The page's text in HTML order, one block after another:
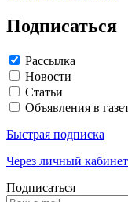
Подписаться
Рассылка
Новости
Статьи
Объявления в
Быстрая подписка
Через личный кабинет
Подписаться